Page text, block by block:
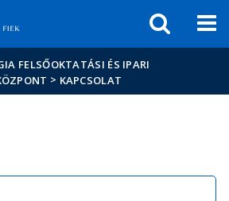
sajtóban
FELSŐOKTATÁSI ÉS IPARI
> KAPCSOLAT